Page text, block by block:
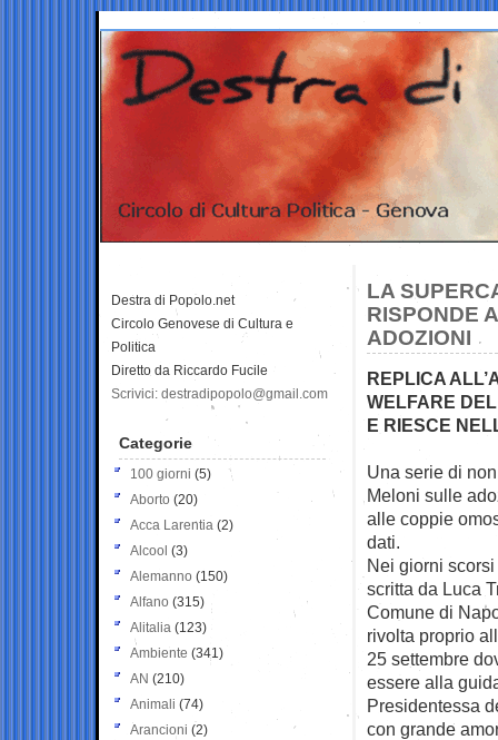
LA
RISPONDE
ADOZIONI
REPLICA
WELFARE
E RIESCE
Una serie di
Meloni sulle
alle coppie
dati.
Nei giorni
scritta da Luca
Comune di
rivolta proprio
25 settembre
essere alla
Presidentessa
con grande
Destra di Popolo.net
Circolo Genovese di Cultura e
Politica
Diretto da Riccardo Fucile
Scrivici: destradipopolo@gmail.com
Categorie
100 giorni (5)
Aborto (20)
Acca Larentia (2)
Alcool (3)
Alemanno (150)
Alfano (315)
Alitalia (123)
Ambiente (341)
AN (210)
Animali (74)
Arancioni (2)